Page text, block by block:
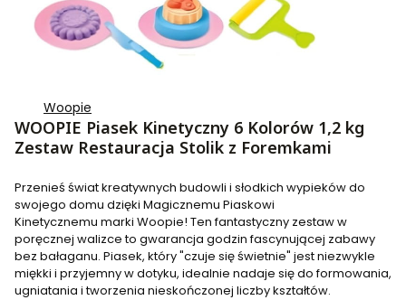
Woopie
WOOPIE Piasek Kinetyczny 6 Kolorów 1,2 kg
Zestaw Restauracja Stolik z Foremkami
Przenieś świat kreatywnych budowli i słodkich wypieków do
swojego domu dzięki Magicznemu Piaskowi
Kinetycznemu marki Woopie! Ten fantastyczny zestaw w
poręcznej walizce to gwarancja godzin fascynującej zabawy
bez bałaganu. Piasek, który "czuje się świetnie" jest niezwykle
miękki i przyjemny w dotyku, idealnie nadaje się do formowania,
ugniatania i tworzenia nieskończonej liczby kształtów.